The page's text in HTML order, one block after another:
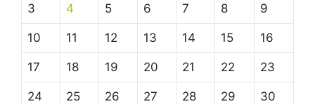
3 4 5 6 7 8 9
10 11 12 13 14 15 16
17 18 19 20 21 22 23
24 25 26 27 28 29 30